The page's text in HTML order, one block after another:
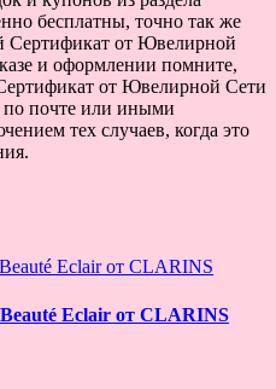
бесплатны, точно так же
Сертификат от Ювелирной
и оформлении помните,
от Ювелирной Сети
почте или иными
тех случаев, когда это
Eclair от CLARINS